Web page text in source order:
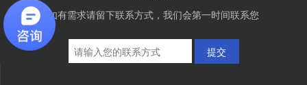
如有需求请留下联系方式，我们会第一时间联系您
提交